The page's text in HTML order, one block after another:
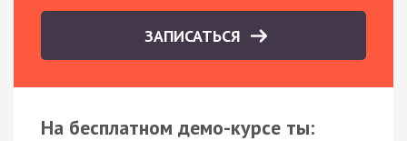
ЗАПИСАТЬСЯ
На бесплатном демо-курсе ты: